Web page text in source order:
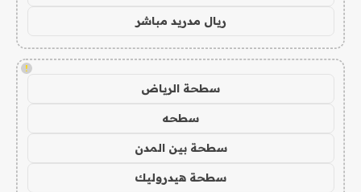
ريال مدريد مباشر
!
سطحة الرياض
سطحه
سطحة بين المدن
سطحة هيدروليك